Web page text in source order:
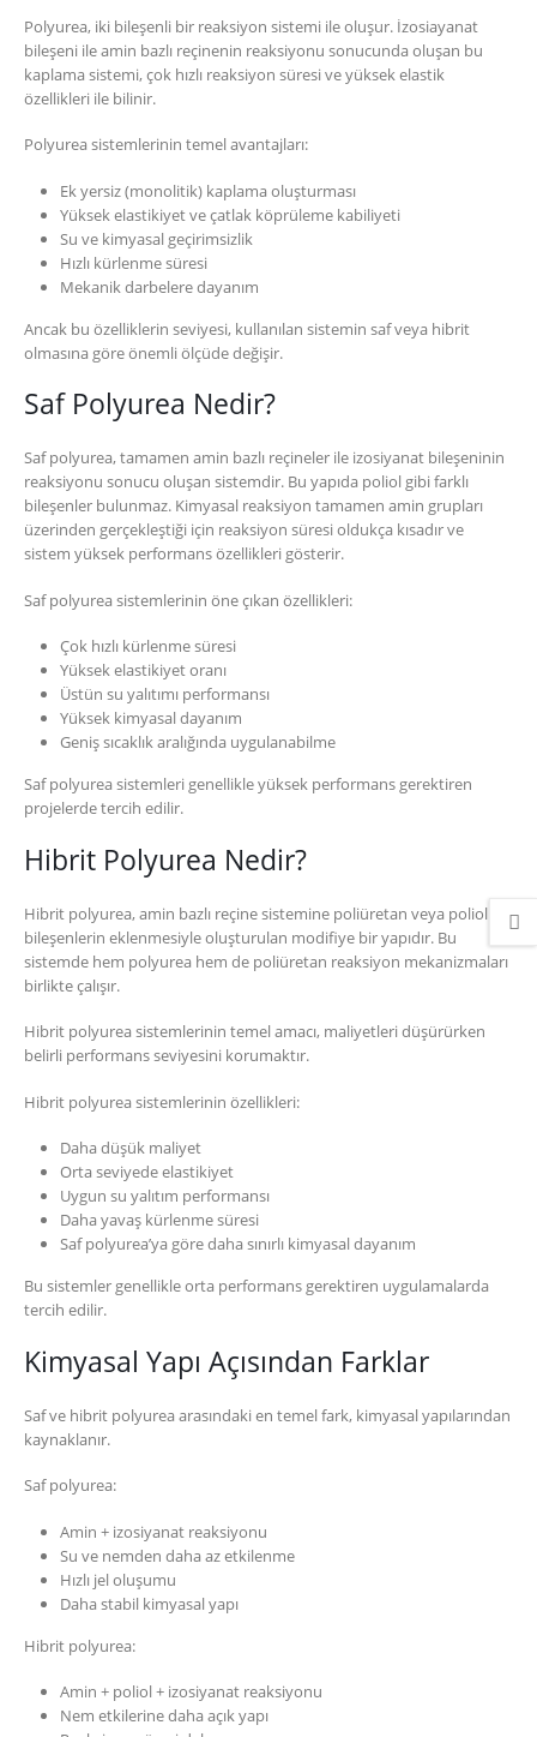
Polyurea, iki bileşenli bir reaksiyon sistemi ile oluşur. İzosiayanat
bileşeni ile amin bazlı reçinenin reaksiyonu sonucunda oluşan bu
kaplama sistemi, çok hızlı reaksiyon süresi ve yüksek elastik
özellikleri ile bilinir.
Polyurea sistemlerinin temel avantajları:
Ek yersiz (monolitik) kaplama oluşturması
Yüksek elastikiyet ve çatlak köprüleme kabiliyeti
Su ve kimyasal geçirimsizlik
Hızlı kürlenme süresi
Mekanik darbelere dayanım
Ancak bu özelliklerin seviyesi, kullanılan sistemin saf veya hibrit
olmasına göre önemli ölçüde değişir.
Saf Polyurea Nedir?
Saf polyurea, tamamen amin bazlı reçineler ile izosiyanat bileşeninin
reaksiyonu sonucu oluşan sistemdir. Bu yapıda poliol gibi farklı
bileşenler bulunmaz. Kimyasal reaksiyon tamamen amin grupları
üzerinden gerçekleştiği için reaksiyon süresi oldukça kısadır ve
sistem yüksek performans özellikleri gösterir.
Saf polyurea sistemlerinin öne çıkan özellikleri:
Çok hızlı kürlenme süresi
Yüksek elastikiyet oranı
Üstün su yalıtımı performansı
Yüksek kimyasal dayanım
Geniş sıcaklık aralığında uygulanabilme
Saf polyurea sistemleri genellikle yüksek performans gerektiren
projelerde tercih edilir.
Hibrit Polyurea Nedir?
Hibrit polyurea, amin bazlı reçine sistemine poliüretan veya poliol
bileşenlerin eklenmesiyle oluşturulan modifiye bir yapıdır. Bu
sistemde hem polyurea hem de poliüretan reaksiyon mekanizmaları
birlikte çalışır.
Hibrit polyurea sistemlerinin temel amacı, maliyetleri düşürürken
belirli performans seviyesini korumaktır.
Hibrit polyurea sistemlerinin özellikleri:
Daha düşük maliyet
Orta seviyede elastikiyet
Uygun su yalıtım performansı
Daha yavaş kürlenme süresi
Saf polyurea’ya göre daha sınırlı kimyasal dayanım
Bu sistemler genellikle orta performans gerektiren uygulamalarda
tercih edilir.
Kimyasal Yapı Açısından Farklar
Saf ve hibrit polyurea arasındaki en temel fark, kimyasal yapılarından
kaynaklanır.
Saf polyurea:
Amin + izosiyanat reaksiyonu
Su ve nemden daha az etkilenme
Hızlı jel oluşumu
Daha stabil kimyasal yapı
Hibrit polyurea:
Amin + poliol + izosiyanat reaksiyonu
Nem etkilerine daha açık yapı